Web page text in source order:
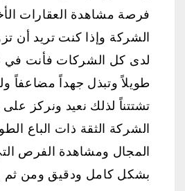
فرصة مشاهدة العقارات
الشركة وإذا كنت تريد أن
لدى كل الشركات فأنت في
طويلاً وتبذل جهداً مضاعفاً
تشتتناً لذلك نعيد ونركز على
الشركة الثقة ذات الباع
المجال ومشاهدة الفرص
بشكل كامل ودقيق ومن ثم